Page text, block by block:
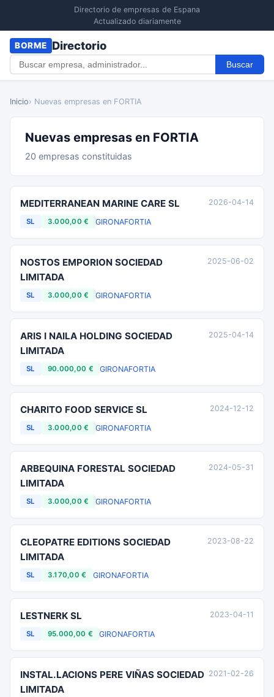
Directorio de empresas de Espana
Actualizado diariamente
BORME Directorio
Buscar
Inicio› Nuevas empresas en FORTIA
Nuevas empresas en FORTIA
20 empresas constituidas
MEDITERRANEAN MARINE CARE SL
SL 3.000,00 € GIRONAFORTIA
2026-04-14
NOSTOS EMPORION SOCIEDAD
LIMITADA
SL 3.000,00 € GIRONAFORTIA
2025-06-02
ARIS I NAILA HOLDING SOCIEDAD
LIMITADA
SL 90.000,00 € GIRONAFORTIA
2025-04-14
CHARITO FOOD SERVICE SL
SL 3.000,00 € GIRONAFORTIA
2024-12-12
ARBEQUINA FORESTAL SOCIEDAD
LIMITADA
SL 3.000,00 € GIRONAFORTIA
2024-05-31
CLEOPATRE EDITIONS SOCIEDAD
LIMITADA
SL 3.170,00 € GIRONAFORTIA
2023-08-22
LESTNERK SL
SL 95.000,00 € GIRONAFORTIA
2023-04-11
INSTAL.LACIONS PERE VIÑAS SOCIEDAD
LIMITADA
2021-02-26